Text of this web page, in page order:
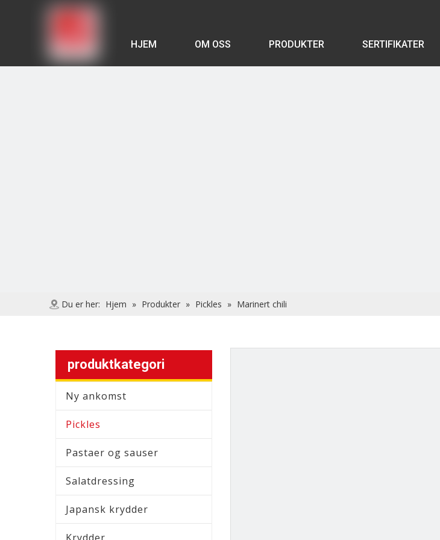
HJEM OM OSS PRODUKTER SERTIFIKATER
Du er her: Hjem » Produkter » Pickles » Marinert chili
produktkategori
Ny ankomst
Pickles
Pastaer og sauser
Salatdressing
Japansk krydder